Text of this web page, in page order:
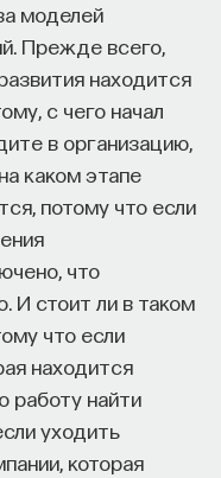
моделей
Прежде всего,
находится
с чего начал
в организацию,
каком этапе
потому что если
что
И стоит ли в таком
что если
находится
работу найти
уходить
которая
не для этого
агенту
в эту
привычки.
уточнять
собственную
имеет
а характер
основателя
людях, которые